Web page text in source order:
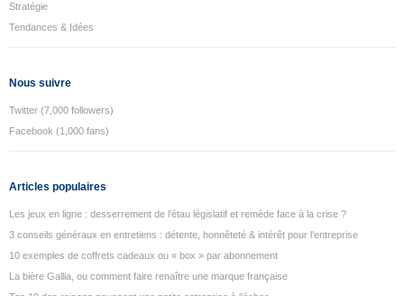
Stratégie
Tendances & Idées
Nous suivre
Twitter (7,000 followers)
Facebook (1,000 fans)
Articles populaires
Les jeux en ligne : desserrement de l’étau législatif et remède face à la crise ?
3 conseils généraux en entretiens : détente, honnêteté & intérêt pour l’entreprise
10 exemples de coffrets cadeaux ou « box » par abonnement
La bière Gallia, ou comment faire renaître une marque française